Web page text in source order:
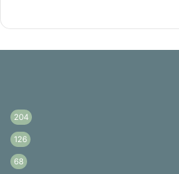
204
126
68